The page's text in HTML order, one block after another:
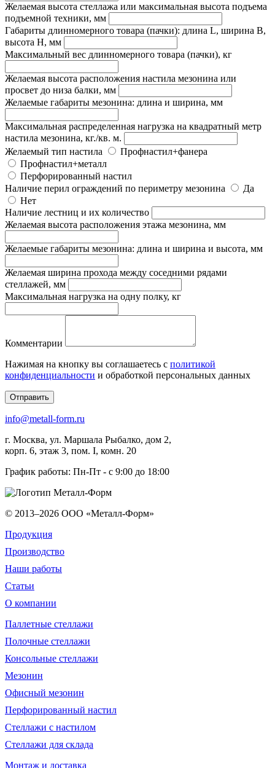
Желаемая высота стеллажа или максимальная высота подъема
подъемной техники, мм
Габариты длинномерного товара (пачки): длина L, ширина B,
высота H, мм
Максимальный вес длинномерного товара (пачки), кг
Желаемая высота расположения настила мезонина или
просвет до низа балки, мм
Желаемые габариты мезонина: длина и ширина, мм
Максимальная распределенная нагрузка на квадратный метр
настила мезонина, кг./кв. м.
Желаемый тип настила
Профнастил+фанера
Профнастил+металл
Перфорированный настил
Наличие перил ограждений по периметру мезонина
Да
Нет
Наличие лестниц и их количество
Желаемая высота расположения этажа мезонина, мм
Желаемые габариты мезонина: длина и ширина и высота, мм
Желаемая ширина прохода между соседними рядами
стеллажей, мм
Максимальная нагрузка на одну полку, кг
Комментарии
Нажимая на кнопку вы соглашаетесь с политикой
конфиденциальности и обработкой персональных данных
Отправить
info@metall-form.ru
г. Москва, ул. Маршала Рыбалко, дом 2,
корп. 6, этаж 3, пом. I, комн. 20
График работы: Пн-Пт - с 9:00 до 18:00
© 2013–2026 ООО «Металл-Форм»
Продукция
Производство
Наши работы
Статьи
О компании
Паллетные стеллажи
Полочные стеллажи
Консольные стеллажи
Мезонин
Офисный мезонин
Перфорированный настил
Стеллажи с настилом
Стеллажи для склада
Монтаж и доставка